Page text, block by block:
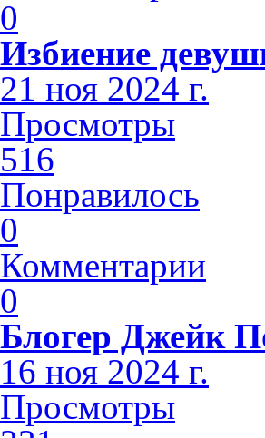
0
Избиение
21 ноя 2024 г.
Просмотры
516
Понравилось
0
Комментарии
0
Блогер Джейк
16 ноя 2024 г.
Просмотры